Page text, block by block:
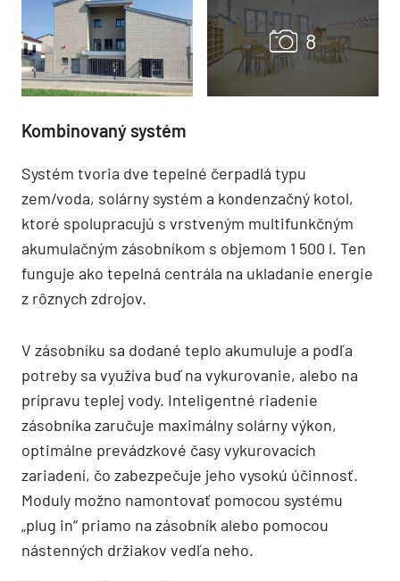
Kombinovaný systém
Systém tvoria dve tepelné čerpadlá typu
zem/voda, solárny systém a kondenzačný kotol,
ktoré spolupracujú s vrstveným multifunkčným
akumulačným zásobníkom s objemom 1 500 l. Ten
funguje ako tepelná centrála na ukladanie energie
z rôznych zdrojov.
V zásobníku sa dodané teplo akumuluje a podľa
potreby sa využíva buď na vykurovanie, alebo na
prípravu teplej vody. Inteligentné riadenie
zásobníka zaručuje maximálny solárny výkon,
optimálne prevádzkové časy vykurovacích
zariadení, čo zabezpečuje jeho vysokú účinnosť.
Moduly možno namontovať pomocou systému
„plug in“ priamo na zásobník alebo pomocou
nástenných držiakov vedľa neho.